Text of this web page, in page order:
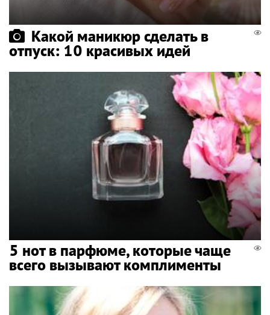
Какой маникюр сделать в
отпуск: 10 красивых идей
5 нот в парфюме, которые чаще
всего вызывают комплименты